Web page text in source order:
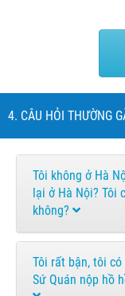
4. CÂU HỎI THƯỜNG
Tôi không ở Hà
lại ở Hà Nội? Tôi
không?
Tôi rất bận, tôi
Sứ Quán nộp hồ